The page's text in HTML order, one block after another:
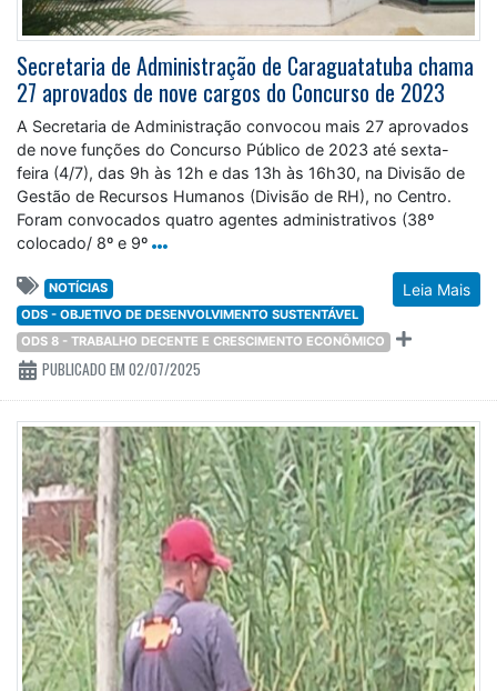
Secretaria de Administração de Caraguatatuba chama
27 aprovados de nove cargos do Concurso de 2023
A Secretaria de Administração convocou mais 27 aprovados
de nove funções do Concurso Público de 2023 até sexta-
feira (4/7), das 9h às 12h e das 13h às 16h30, na Divisão de
Gestão de Recursos Humanos (Divisão de RH), no Centro.
Foram convocados quatro agentes administrativos (38º
colocado/ 8º e 9º
Leia Mais
NOTÍCIAS
ODS - OBJETIVO DE DESENVOLVIMENTO SUSTENTÁVEL
ODS 8 - TRABALHO DECENTE E CRESCIMENTO ECONÔMICO
PUBLICADO EM 02/07/2025